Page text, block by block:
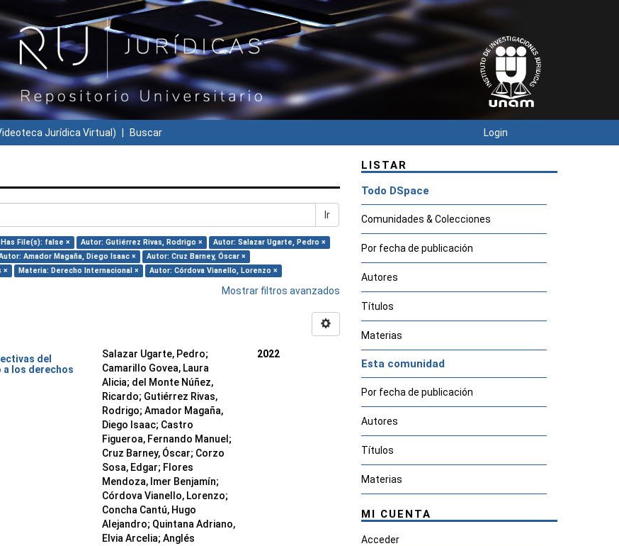
Jurídica Virtual) Buscar Login
Ir
Has File(s): false × Autor: Gutiérrez Rivas, Rodrigo ×
Autor: Salazar Ugarte, Pedro ×
Amador Magaña, Diego Isaac ×
Autor: Cruz Barney, Óscar ×
× Materia: Derecho Internacional × Autor: Córdova Vianello, Lorenzo ×
Mostrar filtros avanzados
del
a los derechos
Salazar Ugarte, Pedro;
Camarillo Govea, Laura
Alicia; del Monte Núñez,
Ricardo; Gutiérrez Rivas,
Rodrigo; Amador Magaña,
Diego Isaac; Castro
Figueroa, Fernando Manuel ;
Cruz Barney, Óscar; Corzo
Sosa, Edgar; Flores
Mendoza, Imer Benjamín;
Córdova Vianello, Lorenzo;
Concha Cantú, Hugo
Alejandro; Quintana Adriano,
Elvia Arcelia; Anglés
2022
LISTAR
Todo DSpace
Comunidades & Colecciones
Por fecha de publicación
Autores
Títulos
Materias
Esta comunidad
Por fecha de publicación
Autores
Títulos
Materias
MI CUENTA
Acceder